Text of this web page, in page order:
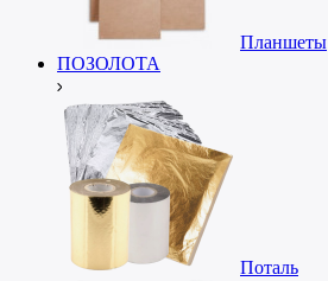
Планшеты
ПОЗОЛОТА
Поталь